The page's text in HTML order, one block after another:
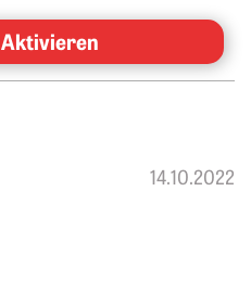
Aktivieren
14.10.2022